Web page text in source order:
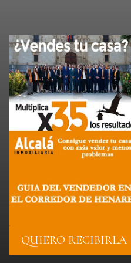
QUIERO RECIBIRLA